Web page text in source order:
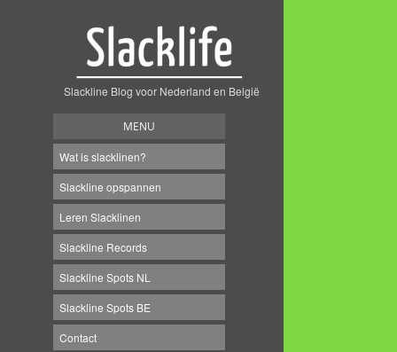
Slackline Blog voor Nederland en België
MENU
Wat is slacklinen?
Slackline opspannen
Leren Slacklinen
Slackline Records
Slackline Spots NL
Slackline Spots BE
Contact